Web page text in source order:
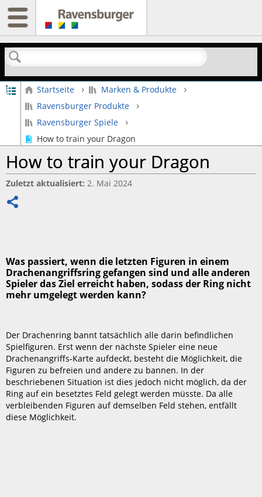
Suchen
Globale Hierarchie auf- und zuklappen
Startseite
Marken & Produkte
Ravensburger Produkte
Ravensburger Spiele
How to train your Dragon
How to train your Dragon
Zuletzt aktualisiert 2. Mai 2024
Was passiert, wenn die letzten Figuren in einem
Drachenangriffsring gefangen sind und alle anderen
Spieler das Ziel erreicht haben, sodass der Ring nicht
mehr umgelegt werden kann?
Der Drachenring bannt tatsächlich alle darin befindlichen
Spielfiguren. Erst wenn der nächste Spieler eine neue
Drachenangriffs-Karte aufdeckt, besteht die Möglichkeit, die
Figuren zu befreien und andere zu bannen. In der
beschriebenen Situation ist dies jedoch nicht möglich, da der
Ring auf ein besetztes Feld gelegt werden müsste. Da alle
verbleibenden Figuren auf demselben Feld stehen, entfällt
diese Möglichkeit.